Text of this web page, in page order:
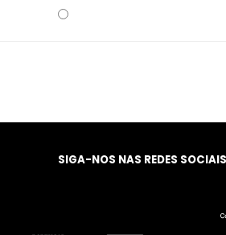
SIGA-NOS NAS REDES SOCIAIS